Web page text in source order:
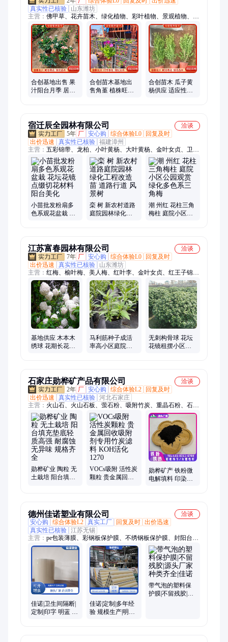
真实性已核验
山东潍坊
主营： 佛甲草、花卉苗木、绿化植物、彩叶植物、景观植物、粉
黛乱子草、北 海 道黄杨
合创基地出售 果
汁阳台月季 居家
合创苗木基地出
售角堇 植株旺盛
合创苗木 瓜子黄
杨供应 适应性较
宿迁辰全园林有限公司
洽谈
5年 厂 安心购 综合体验L0
回复及时
出价迅速
真实性已核验 福建漳州
主营： 五彩锦带、龙柏、小叶黄杨、大叶黄杨、金叶女贞、卫
矛、红枫、鸡爪槭、红王子锦带、铺地柏、沙地柏、红叶李、紫
叶李、西府海棠、黄金枸骨、无刺枸骨、蜀桧、榆叶梅、美人
梅、红梅、人工浮岛、生态浮岛、浮动湿地、大叶女贞
小苗批发粉扇多
色系观花盆栽 花
栾 树 新农村道路
庭院园林绿化工
潮 州红 花柱三角
梅柱 庭院小区公
江苏富春园林有限公司
洽谈
7年 厂 安心购 综合体验L0
回复及时
出价迅速
真实性已核验
山东潍坊
主营： 红梅、榆叶梅、美人梅、红叶李、金叶女贞、红王子锦
带、绿萼梅、小叶黄杨、大叶黄杨、红叶石楠、金森女贞、白玉
兰、红枫、垂丝海棠、红帽月季、丰花月季、水蜡、卫矛、红瑞
木、生态浮岛、黄金枸骨、人工浮床、高杆月季、五彩锦带、梅
花
基地供应 木本木
绣球 花期长花朵
马利筋种子成活
率高小区庭院造
无刺构骨球 花坛
花镜租摆小区庭
石家庄勋桦矿产品有限公司
洽谈
2年 厂 安心购 综合体验L2
回复及时
出价迅速
真实性已核验 河北石家庄
主营： 火山石、火山石板、萤石粉、吸附竹炭、重晶石粉、石英
砂、铁粉、硅藻土、松树皮、火山石粉、活性炭、木粉、陶粒、
氧化镁、氧化钙、云母、珍珠岩、蛭石、核桃壳、核桃砂、核桃
皮、火山岩
勋桦矿业 陶粒 无
土栽培 阳台填充
VOCs吸附 活性炭
颗粒 贵金属回收
勋桦矿产 铁粉微
电解填料 印染废
德州佳诺塑业有限公司
洽谈
安心购
综合体验L2 真实工厂 回复及时 出价迅速
真实性已核验 江苏无锡
主营： pe包装薄膜、彩钢板保护膜、不绣钢板保护膜、封阳台玻
璃保护膜、铝单板保护膜、铝板保护膜、家具保护膜、玻璃保护
膜、亚克力板保护膜、铝合金门窗保护膜、塑钢门窗保护膜、踢
脚线保护膜、电梯保护膜、电器保护膜、防盗门保护膜、木门保
护膜、外墙保温板保护膜、塑料件保护膜、镀锌板保护膜、扣板
保护膜、石英石保护膜、大理石保护膜
佳诺|卫生间隔断|
定制|印字 明蓝 透
佳诺|定制|多年经
验 规模生产|明蓝|
带气泡的塑料保
护膜|不留残胶|源